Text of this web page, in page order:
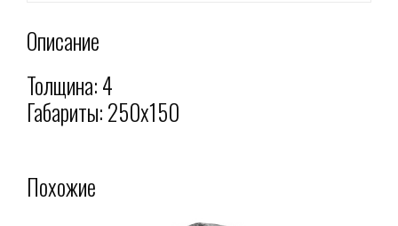
Описание
Толщина: 4
Габариты: 250х150
Похожие